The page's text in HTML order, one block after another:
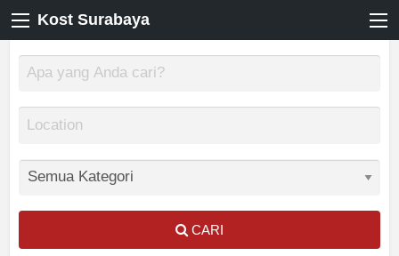
Kost Surabaya
CARI